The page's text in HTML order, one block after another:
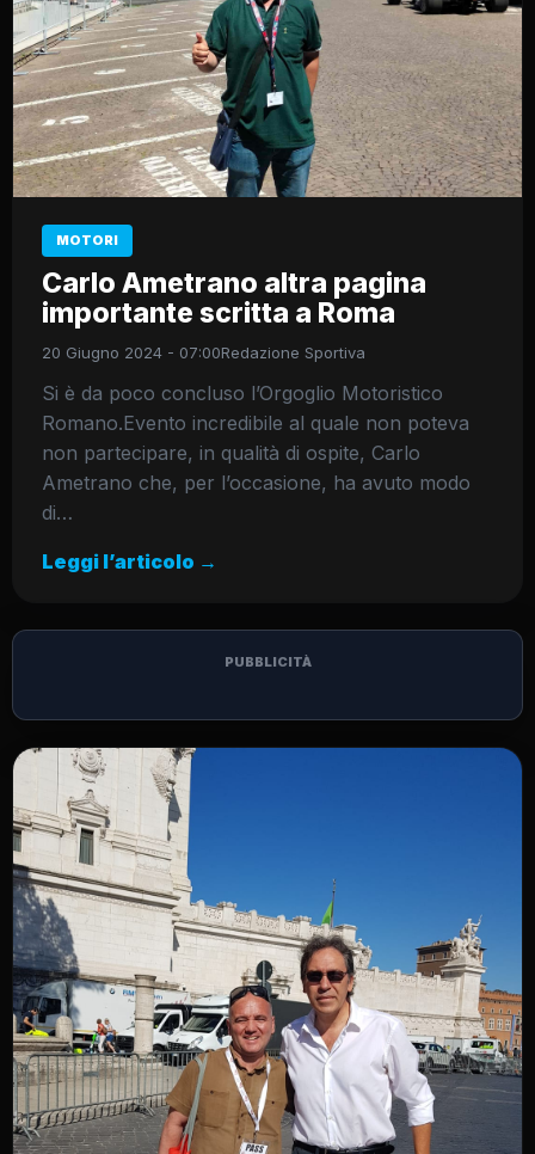
MOTORI
Carlo Ametrano altra pagina
importante scritta a Roma
20 Giugno 2024 - 07:00Redazione Sportiva
Si è da poco concluso l’Orgoglio Motoristico
Romano.Evento incredibile al quale non poteva
non partecipare, in qualità di ospite, Carlo
Ametrano che, per l’occasione, ha avuto modo
di…
Leggi l’articolo →
PUBBLICITÀ